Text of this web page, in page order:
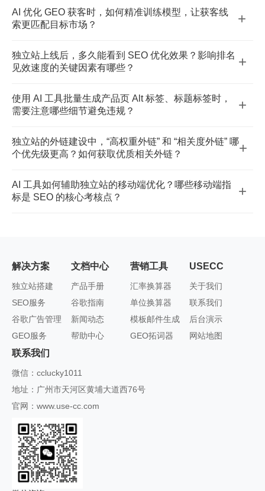
内容结构），避免直接套用通用模板；③ 控制相同主题内
容的重复率，通过差异化角度（如 “新手避坑”“高阶技
群”（核心页→专题页→内容页相互关联）；② 锚文本避
关技巧”）；③ 内链指向需有相关性（如 SEO 文章不随意
链向产品销售页）。谷歌惩罚的是 “恶意堆砌内链”（如无
链≤15-20 个，且指向高价值页面）反而能提升权重传递效
率。
AI 优化 GEO 获客时，如何精准训练模型，让获客线
索更匹配目标市场？
+
数据（如当地用户搜索习惯、竞品关键词、热门需求）；
化），让 AI 聚焦对应场景的沟通话术、落地页引导逻辑；
③ 定期用真实获客数据反馈优化模型（如筛选高转化线索
独立站上线后，多久能看到 SEO 优化效果？影响排名
见效速度的关键因素有哪些？
+
度（长尾低竞争词 1-2 个月可能见效，核心大词需 6 个月
加载速度）；③ 优化落地质量（关键词布局、内容原创
度、外链质量、移动端适配性）；④ 行业竞争环境（高竞
使用 AI 工具批量生成产品页 Alt 标签、标题标签时，
需要注意哪些细节避免违规？
+
结合产品核心卖点（如材质、功能、场景）自然融入；②
品” 这类泛化描述，需具体说明 “XX 型号户外防水背
包”）；③ 标题标签控制在 50-60 个字符内，避免过长被
独立站的外链建设中，“高权重外链” 和 “相关度外链” 哪
个优先级更高？如何获取优质相关外链？
+
度”（如 SEO 博客链接到你的 SEO 优化服务页，远优于
入站点链接（避免硬广）。
AI 工具如何辅助独立站的移动端优化？哪些移动端指
标是 SEO 的核心考核点？
+
移动端的简洁版内容（避免大段文字，拆分小标题、
弹窗遮挡、按钮易点击）、响应式适配（不同屏幕尺寸显
示正常）。
解决方案
独立站搭建
SEO服务
谷歌广告管理
GEO服务
文档中心
产品手册
谷歌指南
新闻动态
帮助中心
营销工具
汇率换算器
单位换算器
模板邮件生成
GEO拓词器
USECC
关于我们
联系我们
后台演示
网站地图
联系我们
微信：cclucky1011
地址：广州市天河区黄埔大道西76号
官网：www.use-cc.com